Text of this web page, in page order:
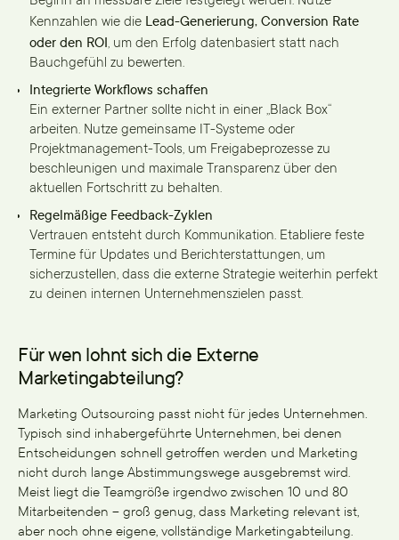
Kennzahlen wie die Lead-Generierung, Conversion Rate
oder den ROI, um den Erfolg datenbasiert statt nach
Bauchgefühl zu bewerten.
Integrierte Workflows schaffen
Ein externer Partner sollte nicht in einer „Black Box“
arbeiten. Nutze gemeinsame IT-Systeme oder
Projektmanagement-Tools, um Freigabeprozesse zu
beschleunigen und maximale Transparenz über den
aktuellen Fortschritt zu behalten.
Regelmäßige Feedback-Zyklen
Vertrauen entsteht durch Kommunikation. Etabliere feste
Termine für Updates und Berichterstattungen, um
sicherzustellen, dass die externe Strategie weiterhin perfekt
zu deinen internen Unternehmenszielen passt.
Für wen lohnt sich die Externe
Marketingabteilung?
Marketing Outsourcing passt nicht für jedes Unternehmen.
Typisch sind inhabergeführte Unternehmen, bei denen
Entscheidungen schnell getroffen werden und Marketing
nicht durch lange Abstimmungswege ausgebremst wird.
Meist liegt die Teamgröße irgendwo zwischen 10 und 80
Mitarbeitenden – groß genug, dass Marketing relevant ist,
aber noch ohne eigene, vollständige Marketingabteilung.